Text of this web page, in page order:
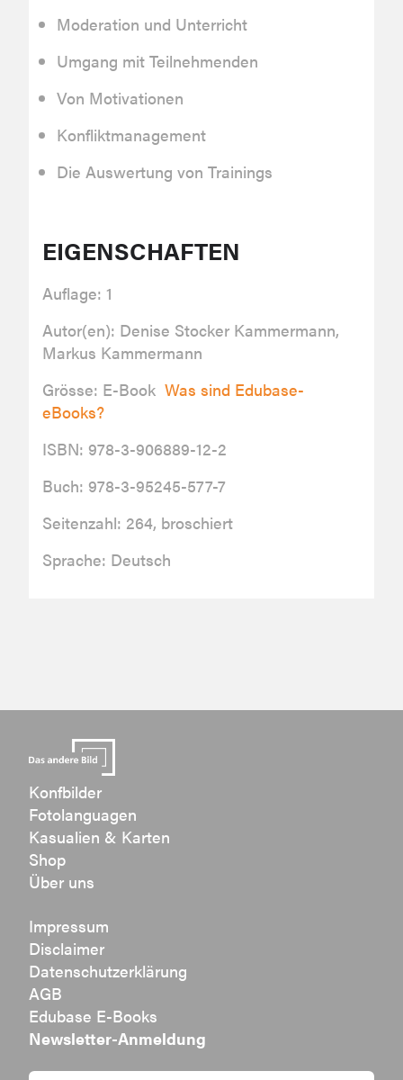
Moderation und Unterricht
Umgang mit Teilnehmenden
Von Motivationen
Konfliktmanagement
Die Auswertung von Trainings
EIGENSCHAFTEN
Auflage: 1
Autor(en): Denise Stocker Kammermann,
Markus Kammermann
Grösse: E-Book Was sind Edubase-
eBooks?
ISBN: 978-3-906889-12-2
Buch: 978-3-95245-577-7
Seitenzahl: 264, broschiert
Sprache: Deutsch
Konfbilder
Fotolanguagen
Kasualien & Karten
Shop
Über uns
Impressum
Disclaimer
Datenschutzerklärung
AGB
Edubase E-Books
Newsletter-Anmeldung